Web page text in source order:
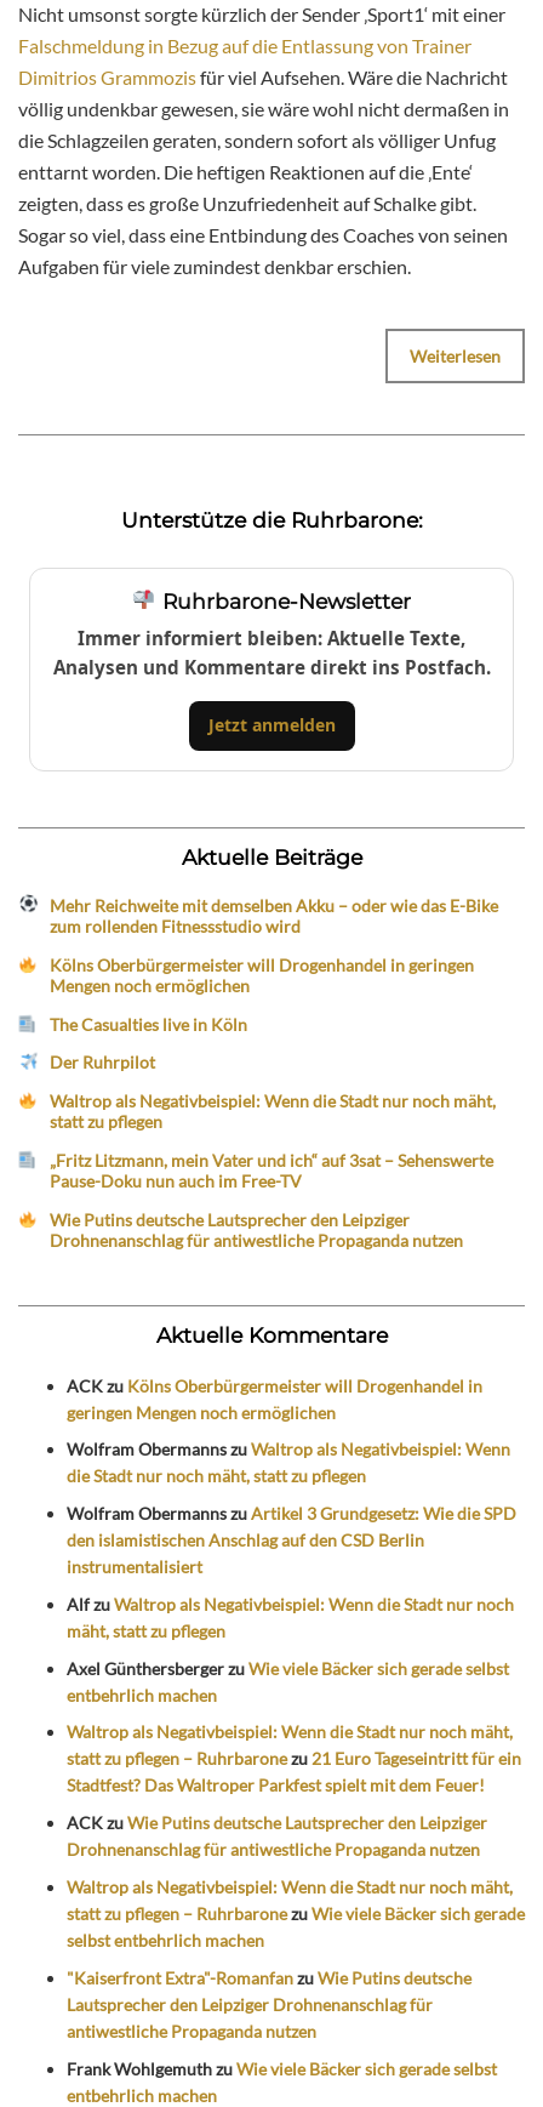
Nicht umsonst sorgte kürzlich der Sender ‚Sport1‘ mit einer
Falschmeldung in Bezug auf die Entlassung von Trainer
Dimitrios Grammozisfür viel Aufsehen. Wäre die Nachricht
völlig undenkbar gewesen, sie wäre wohl nicht dermaßen in
die Schlagzeilen geraten, sondern sofort als völliger Unfug
enttarnt worden. Die heftigen Reaktionen auf die ‚Ente‘
zeigten, dass es große Unzufriedenheit auf Schalke gibt.
Sogar so viel, dass eine Entbindung des Coaches von seinen
Aufgaben für viele zumindest denkbar erschien.
Weiterlesen
Unterstütze die Ruhrbarone:
Ruhrbarone-Newsletter
Immer informiert bleiben: Aktuelle Texte,
Analysen und Kommentare direkt ins Postfach.
Jetzt anmelden
Aktuelle Beiträge
Mehr Reichweite mit demselben Akku – oder wie das E-Bike
zum rollenden Fitnessstudio wird
Kölns Oberbürgermeister will Drogenhandel in geringen
Mengen noch ermöglichen
The Casualties live in Köln
Der Ruhrpilot
Waltrop als Negativbeispiel: Wenn die Stadt nur noch mäht,
statt zu pflegen
„Fritz Litzmann, mein Vater und ich“ auf 3sat – Sehenswerte
Pause-Doku nun auch im Free-TV
Wie Putins deutsche Lautsprecher den Leipziger
Drohnenanschlag für antiwestliche Propaganda nutzen
Aktuelle Kommentare
ACKzu Kölns Oberbürgermeister will Drogenhandel in
geringen Mengen noch ermöglichen
Wolfram ObermannszuWaltrop als Negativbeispiel: Wenn
die Stadt nur noch mäht, statt zu pflegen
Wolfram ObermannszuArtikel 3 Grundgesetz: Wie die SPD
den islamistischen Anschlag auf den CSD Berlin
instrumentalisiert
AlfzuWaltrop als Negativbeispiel: Wenn die Stadt nur noch
mäht, statt zu pflegen
Axel GünthersbergerzuWie viele Bäcker sich gerade selbst
entbehrlich machen
Waltrop als Negativbeispiel: Wenn die Stadt nur noch mäht,
statt zu pflegen – Ruhrbaronezu21 Euro Tageseintritt für ein
Stadtfest? Das Waltroper Parkfest spielt mit dem Feuer!
ACKzuWie Putins deutsche Lautsprecher den Leipziger
Drohnenanschlag für antiwestliche Propaganda nutzen
Waltrop als Negativbeispiel: Wenn die Stadt nur noch mäht,
statt zu pflegen – RuhrbaronezuWie viele Bäcker sich gerade
selbst entbehrlich machen
"Kaiserfront Extra"-RomanfanzuWie Putins deutsche
Lautsprecher den Leipziger Drohnenanschlag für
antiwestliche Propaganda nutzen
Frank WohlgemuthzuWie viele Bäcker sich gerade selbst
entbehrlich machen